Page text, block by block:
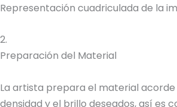
Representación cuadriculada de la
2.
Preparación del Material
La artista prepara el material
densidad y el brillo deseados, así es